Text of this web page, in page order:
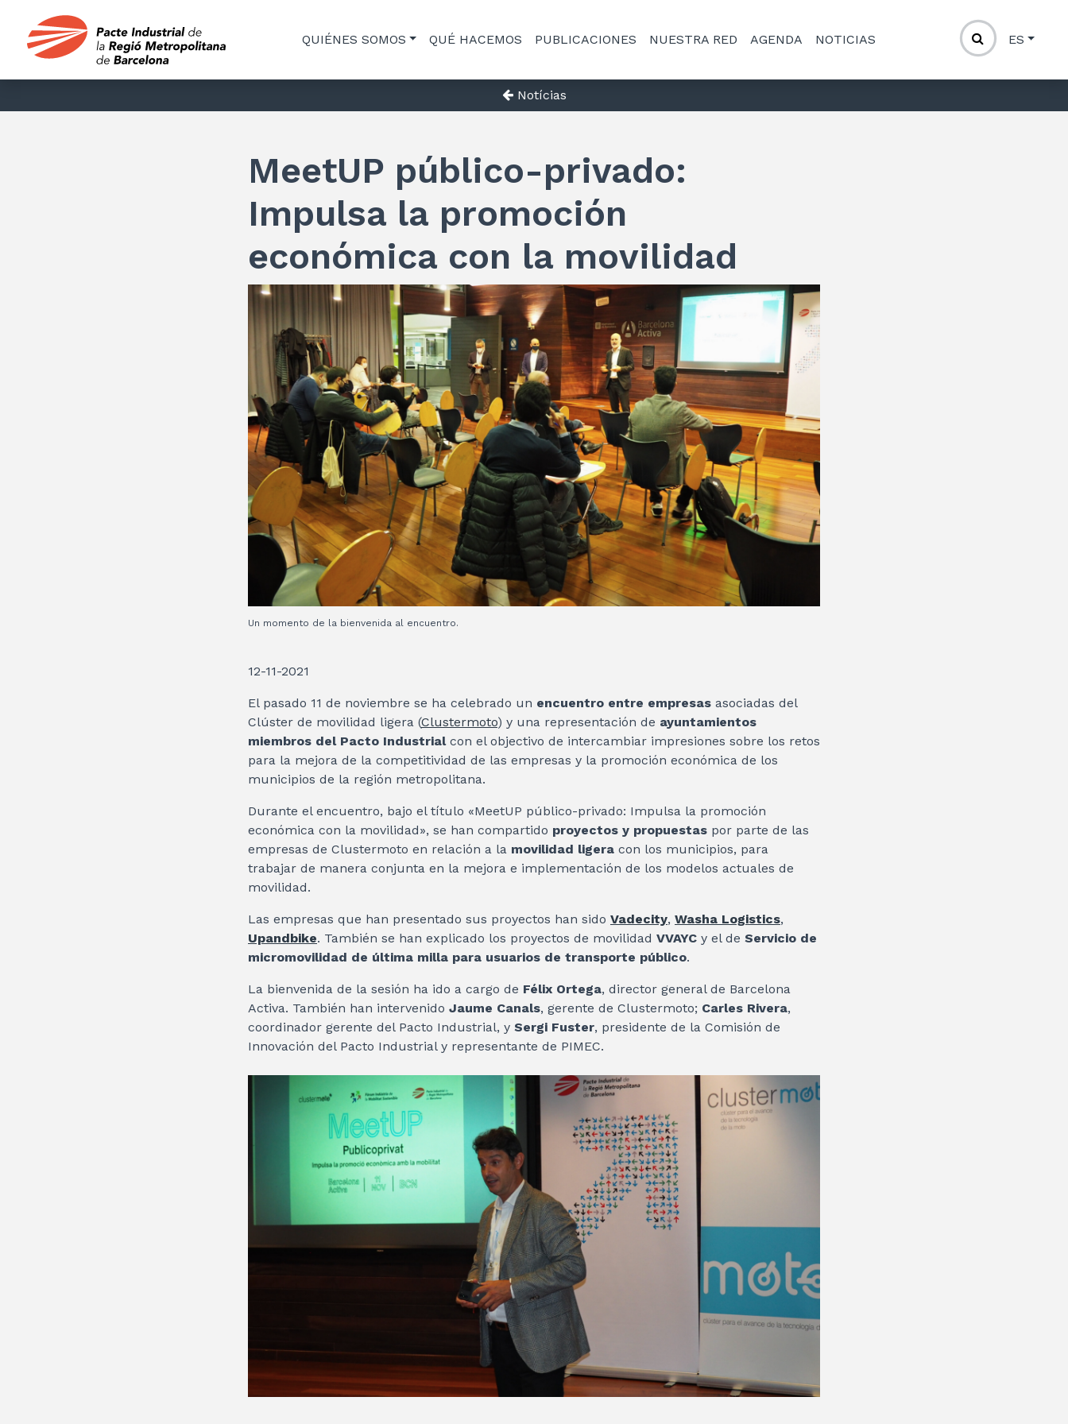
QUIÉNES SOMOS QUÉ HACEMOS PUBLICACIONES NUESTRA RED AGENDA NOTICIAS ES
Notícias
MeetUP público-privado:
Impulsa la promoción
económica con la movilidad
Un momento de la bienvenida al encuentro.
12-11-2021
El pasado 11 de noviembre se ha celebrado un encuentro entre empresas asociadas del
Clúster de movilidad ligera (Clustermoto) y una representación de ayuntamientos
miembros del Pacto Industrialcon el objectivo de intercambiar impresiones sobre los retos
para la mejora de la competitividad de las empresas y la promoción económica de los
municipios de la región metropolitana.
Durante el encuentro, bajo el título «MeetUP público-privado: Impulsa la promoción
económica con la movilidad», se han compartido proyectos y propuestas por parte de las
empresas de Clustermoto en relación a la movilidad ligera con los municipios, para
trabajar de manera conjunta en la mejora e implementación de los modelos actuales de
movilidad.
Las empresas que han presentado sus proyectos han sido Vadecity, Washa Logistics,
Upandbike. También se han explicado los proyectos de movilidad VVAYC y el de Servicio de
micromovilidad de última milla para usuarios de transporte público.
La bienvenida de la sesión ha ido a cargo de Félix Ortega, director general de Barcelona
Activa. También han intervenido Jaume Canals, gerente de Clustermoto; Carles Rivera,
coordinador gerente del Pacto Industrial, y Sergi Fuster, presidente de la Comisión de
Innovación del Pacto Industrial y representante de PIMEC.